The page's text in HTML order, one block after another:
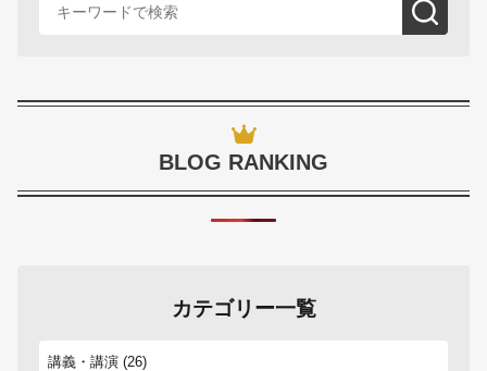
BLOG RANKING
カテゴリー一覧
講義・講演 (26)